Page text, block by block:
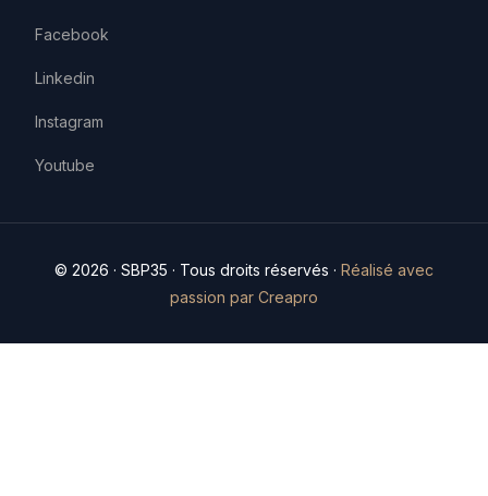
Facebook
Linkedin
Instagram
Youtube
© 2026 · SBP35 · Tous droits réservés · Réalisé avec
passion par Creapro